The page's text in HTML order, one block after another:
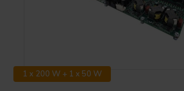
1 x 200 W + 1 x 50 W